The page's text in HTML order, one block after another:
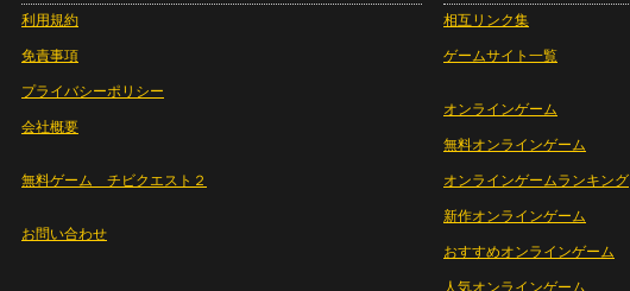
利用規約
免責事項
プライバシーポリシー
会社概要
無料ゲーム チビクエスト２
お問い合わせ
相互リンク集
ゲームサイト一覧
オンラインゲーム
無料オンラインゲーム
オンラインゲームランキング
新作オンラインゲーム
おすすめオンラインゲーム
人気オンラインゲーム